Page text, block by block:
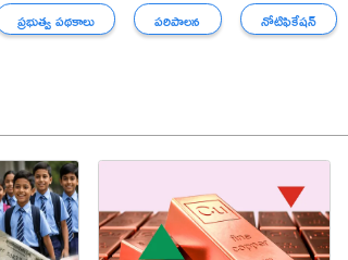
ప్రభుత్వ పథకాలు పరిపాలన నోటిఫికేషన్